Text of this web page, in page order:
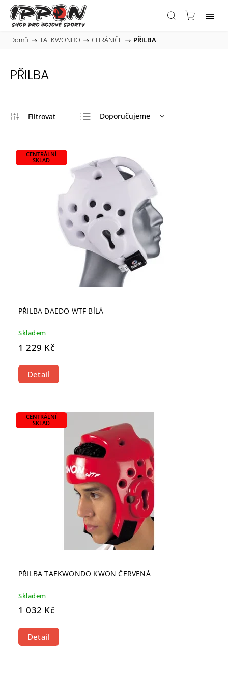
Domů / TAEKWONDO / CHRÁNIČE / PŘILBA
PŘILBA
Doporučujeme
Nejprodávanější
Abecedně
CENTRÁLNÍ
SKLAD
PŘILBA DAEDO WTF BÍLÁ
Skladem
1 229 Kč
Detail
CENTRÁLNÍ
SKLAD
PŘILBA TAEKWONDO KWON ČERVENÁ
Skladem
1 032 Kč
Detail